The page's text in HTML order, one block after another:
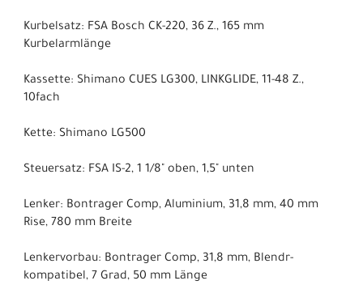
Kurbelsatz: FSA Bosch CK-220, 36 Z., 165 mm
Kurbelarmlänge
Kassette: Shimano CUES LG300, LINKGLIDE, 11-48 Z.,
10fach
Kette: Shimano LG500
Steuersatz: FSA IS-2, 1 1/8" oben, 1,5" unten
Lenker: Bontrager Comp, Aluminium, 31,8 mm, 40 mm
Rise, 780 mm Breite
Lenkervorbau: Bontrager Comp, 31,8 mm, Blendr-
kompatibel, 7 Grad, 50 mm Länge